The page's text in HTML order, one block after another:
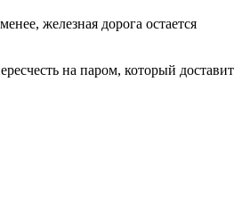
железная дорога остается
на паром, который доставит